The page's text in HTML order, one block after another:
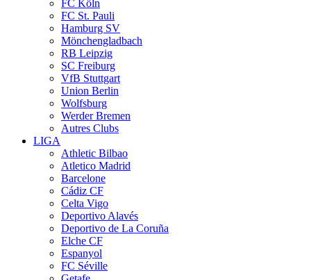
FC Köln
FC St. Pauli
Hamburg SV
Mönchengladbach
RB Leipzig
SC Freiburg
VfB Stuttgart
Union Berlin
Wolfsburg
Werder Bremen
Autres Clubs
LIGA
Athletic Bilbao
Atletico Madrid
Barcelone
Cádiz CF
Celta Vigo
Deportivo Alavés
Deportivo de La Coruña
Elche CF
Espanyol
FC Séville